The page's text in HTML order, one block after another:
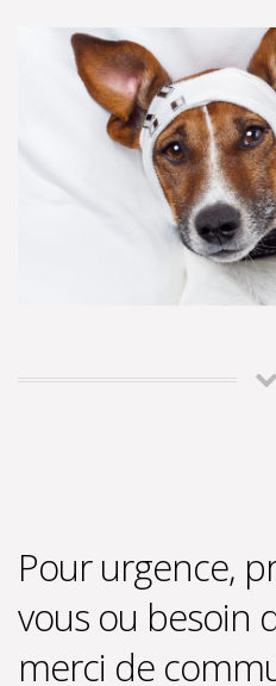
Pour urgence,
vous ou besoin
merci de